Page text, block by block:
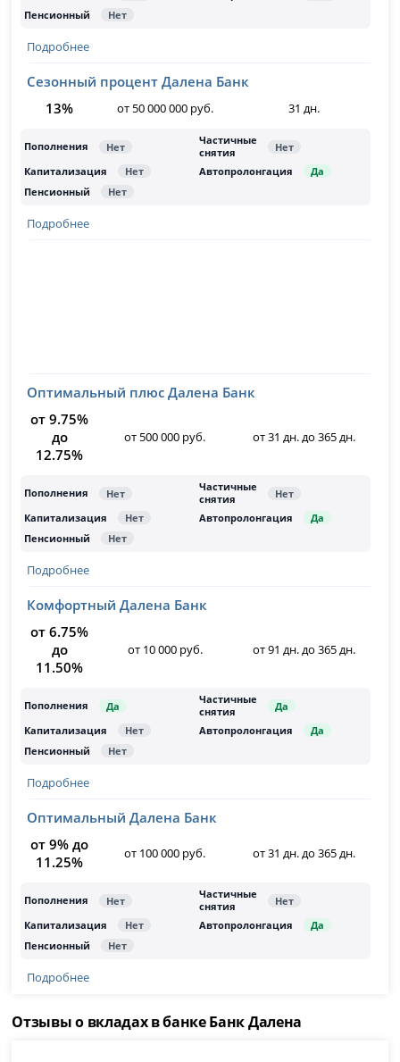
Подробнее
Сезонный процент Далена Банк
13%
от 50 000 000 руб. 31 дн.
Подробнее
Оптимальный плюс Далена Банк
от 9.75%
до
12.75%
от 500 000 руб. от 31 дн. до 365 дн.
Подробнее
Комфортный Далена Банк
от 6.75%
до
11.50%
от 10 000 руб. от 91 дн. до 365 дн.
Подробнее
Оптимальный Далена Банк
от 9% до
11.25%
от 100 000 руб. от 31 дн. до 365 дн.
Подробнее
Отзывы о вкладах в банке Банк Далена